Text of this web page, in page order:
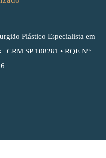
Plástico Especialista em
CRM SP 108281 • RQE Nº: